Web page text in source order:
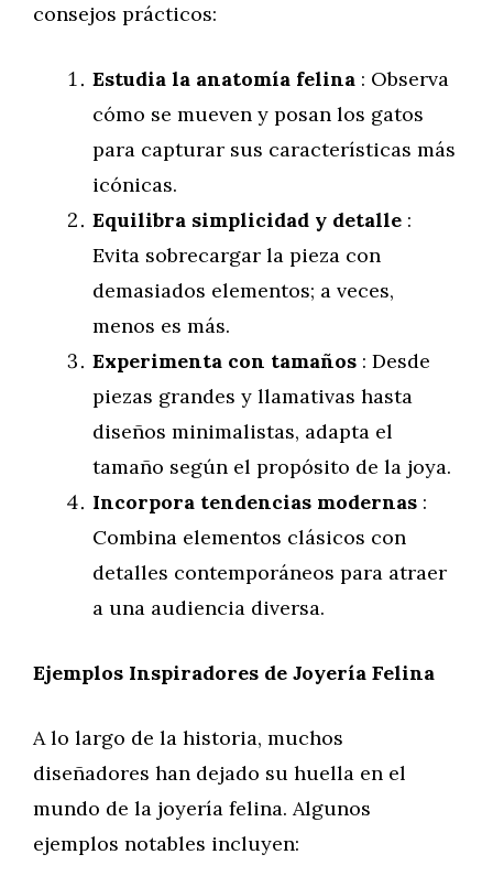
consejos prácticos:
Estudia la anatomía felina : Observa
cómo se mueven y posan los gatos
para capturar sus características más
icónicas.
Equilibra simplicidad y detalle :
Evita sobrecargar la pieza con
demasiados elementos; a veces,
menos es más.
Experimenta con tamaños : Desde
piezas grandes y llamativas hasta
diseños minimalistas, adapta el
tamaño según el propósito de la joya.
Incorpora tendencias modernas :
Combina elementos clásicos con
detalles contemporáneos para atraer
a una audiencia diversa.
Ejemplos Inspiradores de Joyería Felina
A lo largo de la historia, muchos
diseñadores han dejado su huella en el
mundo de la joyería felina. Algunos
ejemplos notables incluyen: